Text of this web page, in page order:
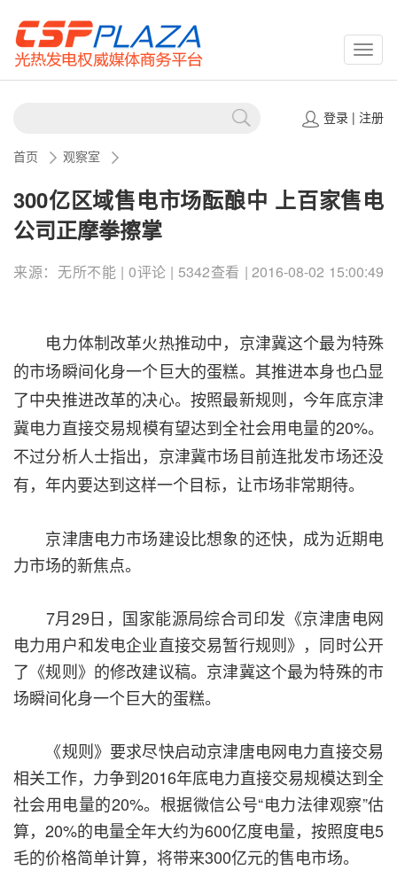
登录| 注册
首页 观察室
300亿区域售电市场酝酿中 上百家售电
公司正摩拳擦掌
来源：无所不能 | 0评论 | 5342查看 | 2016-08-02 15:00:49
电力体制改革火热推动中，京津冀这个最为特殊
的市场瞬间化身一个巨大的蛋糕。其推进本身也凸显
了中央推进改革的决心。按照最新规则，今年底京津
冀电力直接交易规模有望达到全社会用电量的20%。
不过分析人士指出，京津冀市场目前连批发市场还没
有，年内要达到这样一个目标，让市场非常期待。
京津唐电力市场建设比想象的还快，成为近期电
力市场的新焦点。
7月29日，国家能源局综合司印发《京津唐电网
电力用户和发电企业直接交易暂行规则》，同时公开
了《规则》的修改建议稿。京津冀这个最为特殊的市
场瞬间化身一个巨大的蛋糕。
《规则》要求尽快启动京津唐电网电力直接交易
相关工作，力争到2016年底电力直接交易规模达到全
社会用电量的20%。根据微信公号“电力法律观察”估
算，20%的电量全年大约为600亿度电量，按照度电5
毛的价格简单计算，将带来300亿元的售电市场。